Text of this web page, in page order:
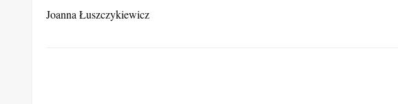
Joanna Łuszczykiewicz